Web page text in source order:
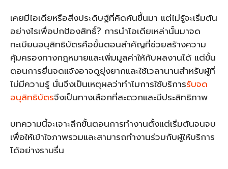
เคยมีไอเดียหรือสิ่งประดิษฐ์ที่คิดค้นขึ้นมา แต่ไม่รู้จะเริ่มต้น
อย่างไรเพื่อปกป้องสิทธิ์? การนำไอเดียเหล่านั้นมาจด
ทะเบียนอนุสิทธิบัตรคือขั้นตอนสำคัญที่ช่วยสร้างความ
คุ้มครองทางกฎหมายและเพิ่มมูลค่าให้กับผลงานได้ แต่ขั้น
ตอนการยื่นจดแจ้งอาจดูยุ่งยากและใช้เวลานานสำหรับผู้ที่
ไม่มีความรู้ นั่นจึงเป็นเหตุผลว่าทำไมการใช้บริการรับจด
อนุสิทธิบัตรจึงเป็นทางเลือกที่สะดวกและมีประสิทธิภาพ
บทความนี้จะเจาะลึกขั้นตอนการทำงานตั้งแต่เริ่มต้นจนจบ
เพื่อให้เข้าใจภาพรวมและสามารถทำงานร่วมกับผู้ให้บริการ
ได้อย่างราบรื่น